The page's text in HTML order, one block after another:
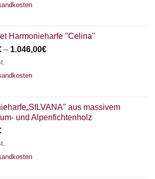
Harmonieharfe "Celina"
– 1.046,00€
aus massivem
und Alpenfichtenholz